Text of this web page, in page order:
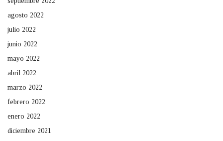
agosto 2022
julio 2022
junio 2022
mayo 2022
abril 2022
marzo 2022
febrero 2022
enero 2022
diciembre 2021